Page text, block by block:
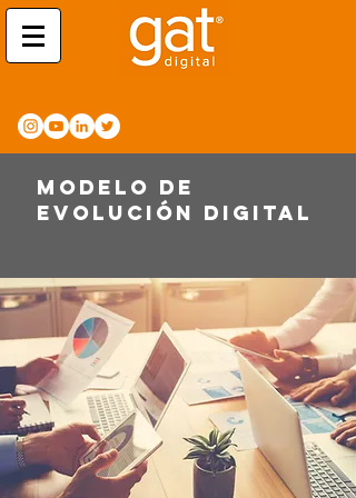
Modelo de
EVOLUCIÓN digital